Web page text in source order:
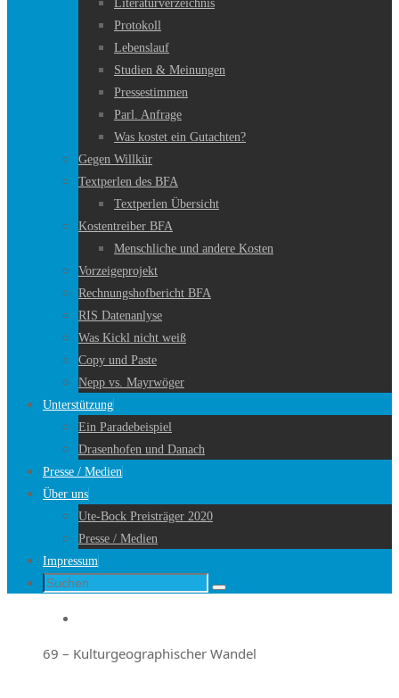
Literaturverzeichnis
Protokoll
Lebenslauf
Studien & Meinungen
Pressestimmen
Parl. Anfrage
Was kostet ein Gutachten?
Gegen Willkür
Textperlen des BFA
Textperlen Übersicht
Kostentreiber BFA
Menschliche und andere Kosten
Vorzeigeprojekt
Rechnungshofbericht BFA
RIS Datenanlyse
Was Kickl nicht weiß
Copy und Paste
Nepp vs. Mayrwöger
Unterstützung
Ein Paradebeispiel
Drasenhofen und Danach
Presse / Medien
Über uns
Ute-Bock Preisträger 2020
Presse / Medien
Impressum
Suche
Suchen
Startseite
69 – Kulturgeographischer Wandel